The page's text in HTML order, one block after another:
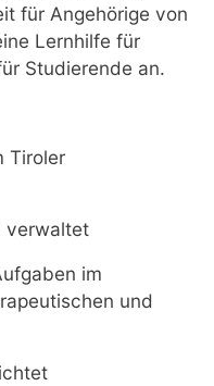
für Angehörige von
Lernhilfe für
Studierende an.
Tiroler
verwaltet
im
und